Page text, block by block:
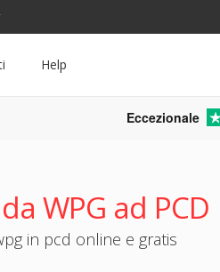
Help
Eccezionale
WPG ad PCD
in pcd online e gratis